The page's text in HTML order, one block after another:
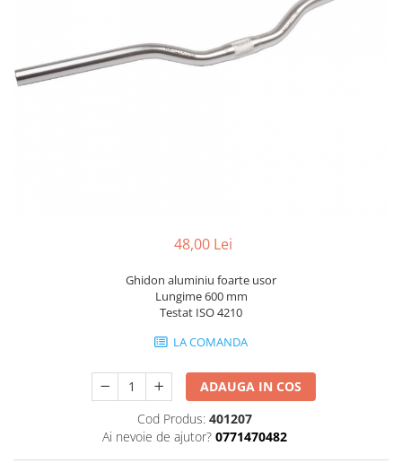
Roti ajutatoare
Sonerii
Manete schimbator
Mansoane & Ghidoline
Schimbatoare fata
Schimbatoare si accesorii
48,00 Lei
Ghidon aluminiu foarte usor
Lungime 600 mm
Testat ISO 4210
LA COMANDA
ADAUGA IN COS
Cod Produs: 401207
Ai nevoie de ajutor? 0771470482